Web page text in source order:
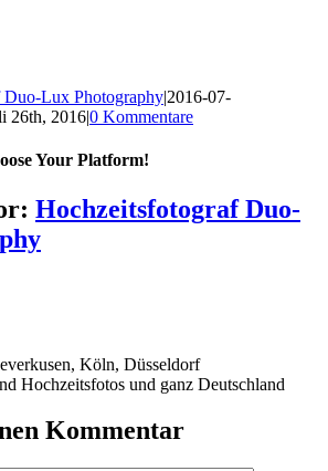
Lux Photography|2016-07-
26th, 2016|0 Kommentare
Your Platform!
Hochzeitsfotograf Duo-
Köln, Düsseldorf
Hochzeitsfotos und ganz Deutschland
Kommentar